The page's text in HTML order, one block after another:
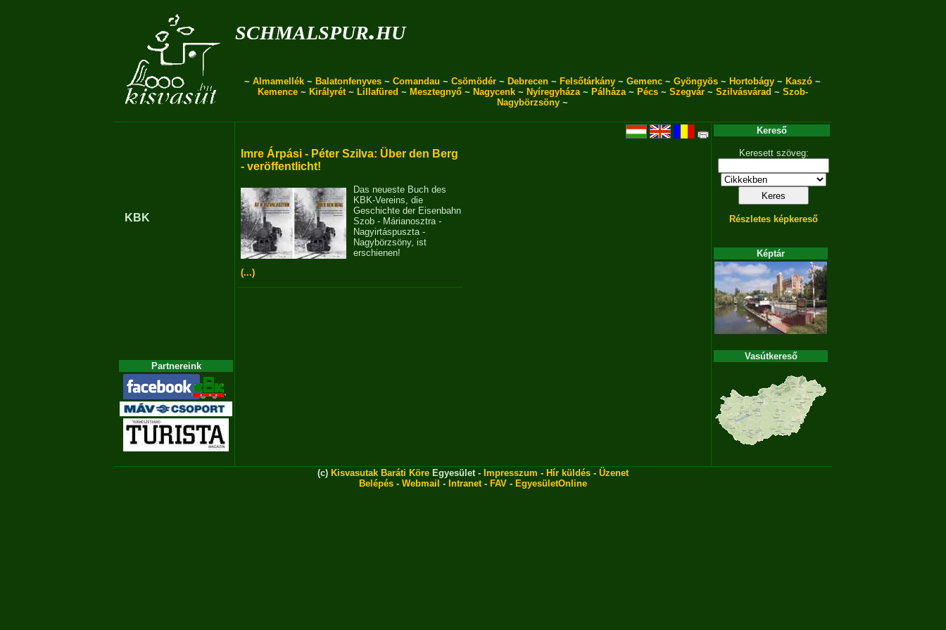
schmalspur.hu
~ Almamellék ~ Balatonfenyves ~ Comandau ~ Csömödér ~ Debrecen ~ Felsőtárkány ~ Gemenc ~ Gyöngyös ~ Hortobágy ~ Kaszó ~
Kemence~ Királyrét~ Lillafüred ~ Mesztegnyő~ Nagycenk~ Nyíregyháza~ Pálháza~ Pécs~ Szegvár~ Szilvásvárad ~ Szob-
Nagybörzsöny ~
KBK
Partnereink
Imre Árpási - Péter Szilva: Über den Berg
- veröffentlicht!
Das neueste Buch des
KBK-Vereins, die
Geschichte der Eisenbahn
Szob - Márianosztra -
Nagyirtáspuszta -
Nagybörzsöny, ist
erschienen!
(...)
Kereső
Keresett szöveg:
Részletes képkereső
Képtár
Vasútkereső
(c) Kisvasutak Baráti Köre Egyesület - Impresszum - Hír küldés - Üzenet
Belépés - Webmail - Intranet- FAV - EgyesületOnline